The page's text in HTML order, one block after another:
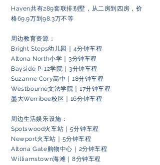
Haven共有289套联排别墅，从二房到四房，价
格69.9万到98.3万不等
周边教育资源：
Bright Steps幼儿园｜4分钟车程
Altona North小学｜3分钟车程
Bayside P-12学院｜3分钟车程
Suzanne Cory高中｜18分钟车程
Westbourne文法学院｜17分钟车程
墨大Werribee校区｜16分钟车程
周边生活娱乐设施：
Spotswood火车站｜5分钟车程
Newport火车站｜5分钟车程
Altona Gate购物中心｜2分钟车程
Williamstown海滩｜8分钟车程